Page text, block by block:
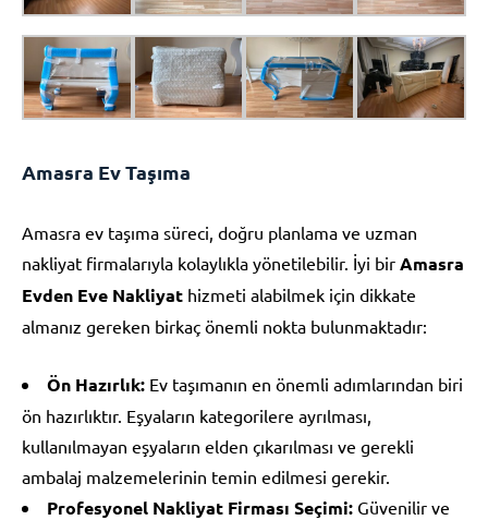
Amasra Ev Taşıma
Amasra ev taşıma süreci, doğru planlama ve uzman
nakliyat firmalarıyla kolaylıkla yönetilebilir. İyi bir Amasra
Evden Eve Nakliyat hizmeti alabilmek için dikkate
almanız gereken birkaç önemli nokta bulunmaktadır:
Ön Hazırlık: Ev taşımanın en önemli adımlarından biri
ön hazırlıktır. Eşyaların kategorilere ayrılması,
kullanılmayan eşyaların elden çıkarılması ve gerekli
ambalaj malzemelerinin temin edilmesi gerekir.
Profesyonel Nakliyat Firması Seçimi: Güvenilir ve